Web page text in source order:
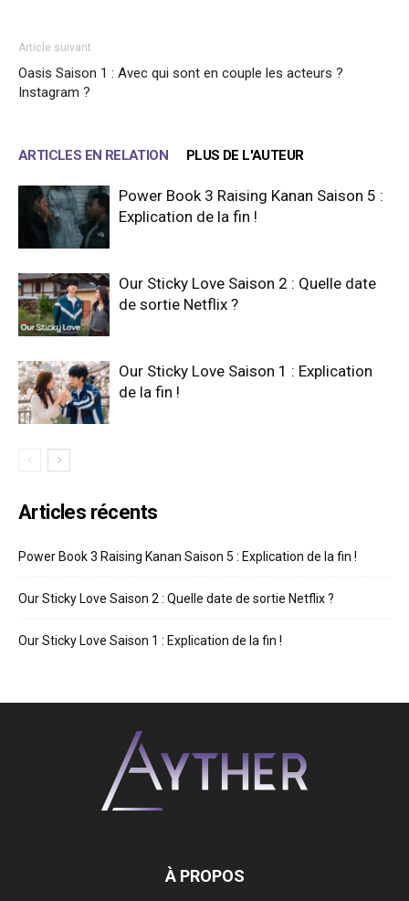
Article suivant
Oasis Saison 1 : Avec qui sont en couple les acteurs ?
Instagram ?
ARTICLES EN RELATION PLUS DE L'AUTEUR
Power Book 3 Raising Kanan Saison 5 :
Explication de la fin !
Our Sticky Love Saison 2 : Quelle date
de sortie Netflix ?
Our Sticky Love Saison 1 : Explication
de la fin !
Articles récents
Power Book 3 Raising Kanan Saison 5 : Explication de la fin !
Our Sticky Love Saison 2 : Quelle date de sortie Netflix ?
Our Sticky Love Saison 1 : Explication de la fin !
À PROPOS